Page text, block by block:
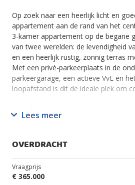
Op zoek naar een heerlijk licht en
appartement aan de rand van het
3-kamer appartement op de begane
van twee werelden: de levendigheid
en een heerlijk rustig, zonnig terras
Met een privé-parkeerplaats in de
parkeergarage, een actieve VvE en
loopafstand is dit de ideale plek om
Woonkamer met open keuken
modern toilet) valt direct de lichte en
lichtinval en de houten vloer geeft
uitstraling. De complete open keuken
gemakken, waaronder een koelkast,
Lees meer
OVERDRACHT
Vraagprijs
€ 365.000